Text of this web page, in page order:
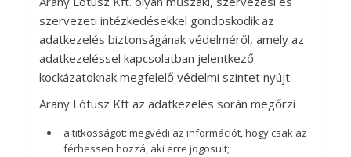
szervezeti intézkedésekkel gondoskodik az
adatkezelés biztonságának védelméről, amely az
adatkezeléssel kapcsolatban jelentkező
kockázatoknak megfelelő védelmi szintet nyújt.
Arany Lótusz Kft az adatkezelés során megőrzi
a titkosságot: megvédi az információt, hogy csak az
férhessen hozzá, aki erre jogosult;